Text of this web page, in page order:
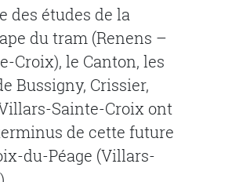
des études de la
du tram (Renens –
Croix), le Canton, les
Bussigny, Crissier,
Sainte-Croix ont
de cette future
du-Péage (Villars-